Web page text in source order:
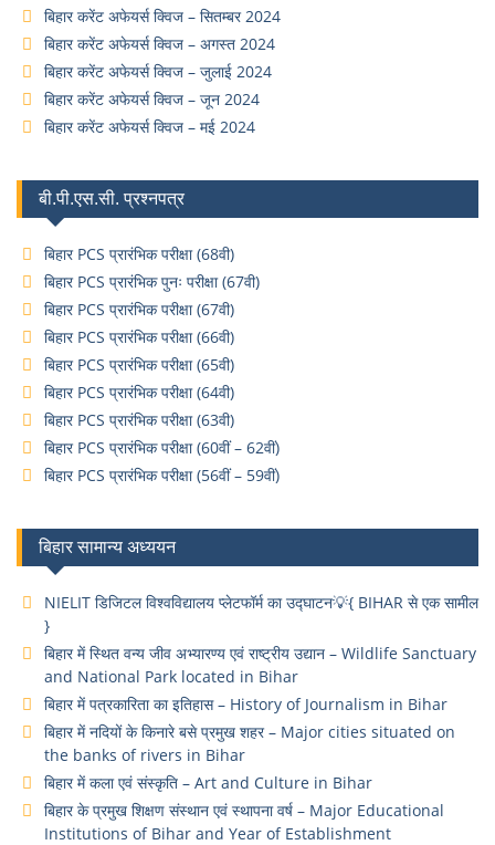
बिहार करेंट अफेयर्स क्विज – सितम्बर 2024
बिहार करेंट अफेयर्स क्विज – अगस्त 2024
बिहार करेंट अफेयर्स क्विज – जुलाई 2024
बिहार करेंट अफेयर्स क्विज – जून 2024
बिहार करेंट अफेयर्स क्विज – मई 2024
बी.पी.एस.सी. प्रश्नपत्र
बिहार PCS प्रारंभिक परीक्षा (68वी)
बिहार PCS प्रारंभिक पुनः परीक्षा (67वी)
बिहार PCS प्रारंभिक परीक्षा (67वी)
बिहार PCS प्रारंभिक परीक्षा (66वी)
बिहार PCS प्रारंभिक परीक्षा (65वी)
बिहार PCS प्रारंभिक परीक्षा (64वी)
बिहार PCS प्रारंभिक परीक्षा (63वी)
बिहार PCS प्रारंभिक परीक्षा (60वीं – 62वीं)
बिहार PCS प्रारंभिक परीक्षा (56वीं – 59वीं)
बिहार सामान्य अध्ययन
NIELIT डिजिटल विश्वविद्यालय प्लेटफॉर्म का उद्घाटन💡{ BIHAR से एक सामील
}
बिहार में स्थित वन्य जीव अभ्यारण्य एवं राष्ट्रीय उद्यान – Wildlife Sanctuary
and National Park located in Bihar
बिहार में पत्रकारिता का इतिहास – History of Journalism in Bihar
बिहार में नदियों के किनारे बसे प्रमुख शहर – Major cities situated on
the banks of rivers in Bihar
बिहार में कला एवं संस्कृति – Art and Culture in Bihar
बिहार के प्रमुख शिक्षण संस्थान एवं स्थापना वर्ष – Major Educational
Institutions of Bihar and Year of Establishment